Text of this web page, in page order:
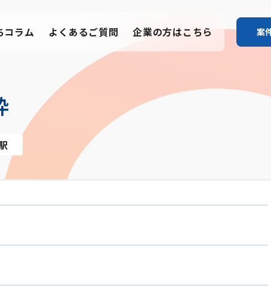
コラム よくあるご質問 企業の方はこちら 案